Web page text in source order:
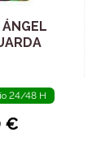
24/48 H
€